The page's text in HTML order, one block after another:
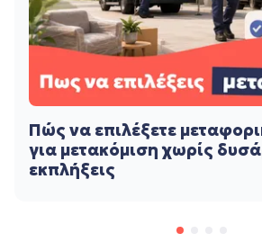
Πώς να επιλέξετε
για μετακόμιση χωρίς
εκπλήξεις